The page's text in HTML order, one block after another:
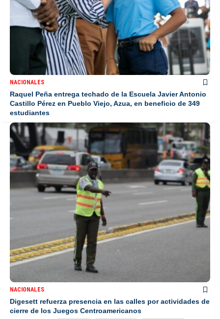
NACIONALES
Raquel Peña entrega techado de la Escuela Javier Antonio
Castillo Pérez en Pueblo Viejo, Azua, en beneficio de 349
estudiantes
NACIONALES
Digesett refuerza presencia en las calles por actividades de
cierre de los Juegos Centroamericanos